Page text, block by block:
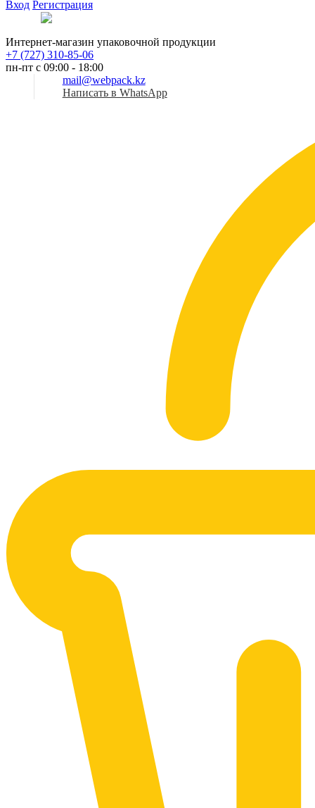
Вход Регистрация
Интернет-магазин упаковочной продукции
+7 (727) 310-85-06
пн-пт с 09:00 - 18:00
mail@webpack.kz
Написать в WhatsApp